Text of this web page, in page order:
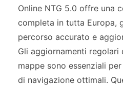
Online NTG 5.0 offre una
completa in tutta Europa,
percorso accurato e
Gli aggiornamenti regolari
mappe sono essenziali
di navigazione ottimali.